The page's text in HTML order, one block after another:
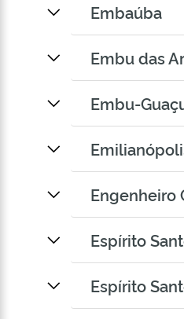
Embaúba
Embu das
Embu-
Engenheiro
Espírito
Espírito